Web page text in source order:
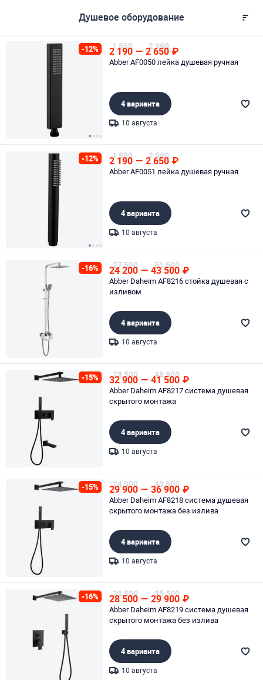
Душевое оборудование
-12% 1 850
2 190 — 2 990
2 650 ₽
Abber AF0050 лейка душевая ручная
4 варианта
10 августа
-12% 1 850
2 190 — 2 990
2 650 ₽
Abber AF0051 лейка душевая ручная
4 варианта
10 августа
-16% 27 500
24 200 — 51 500
43 500 ₽
Abber Daheim AF8216 стойка душевая с
изливом
4 варианта
10 августа
-15% 28 500
32 900 — 48 900
41 500 ₽
Abber Daheim AF8217 система душевая
скрытого монтажа
4 варианта
10 августа
-15% 24 900
29 900 — 43 500
36 900 ₽
Abber Daheim AF8218 система душевая
скрытого монтажа без излива
4 варианта
10 августа
-16% 23 500
28 500 — 35 500
29 900 ₽
Abber Daheim AF8219 система душевая
скрытого монтажа без излива
4 варианта
10 августа